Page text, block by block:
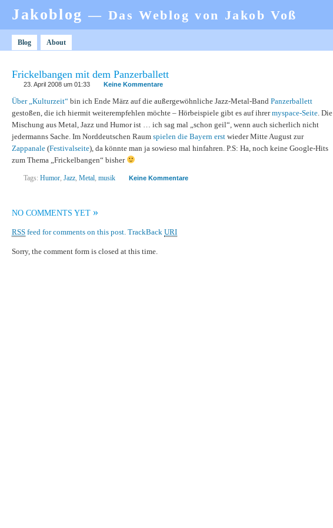
Jakoblog— Das Weblog von Jakob Voß
Blog About
Frickelbangen mit dem Panzerballett
23. April 2008 um 01:33 Keine Kommentare
Über „Kulturzeit“ bin ich Ende März auf die außergewöhnliche Jazz-Metal-Band Panzerballett
gestoßen, die ich hiermit weiterempfehlen möchte – Hörbeispiele gibt es auf ihrermyspace-Seite. Die
Mischung aus Metal, Jazz und Humor ist … ich sag mal „schon geil“, wenn auch sicherlich nicht
jedermanns Sache. Im Norddeutschen Raum spielen die Bayern erst wieder Mitte August zur
Zappanale (Festivalseite), da könnte man ja sowieso mal hinfahren. P.S: Ha, noch keine Google-Hits
zum Thema „Frickelbangen“ bisher
Tags: Humor, Jazz, Metal, musik Keine Kommentare
NO COMMENTS YET »
RSS feed for comments on this post. TrackBack URI
Sorry, the comment form is closed at this time.